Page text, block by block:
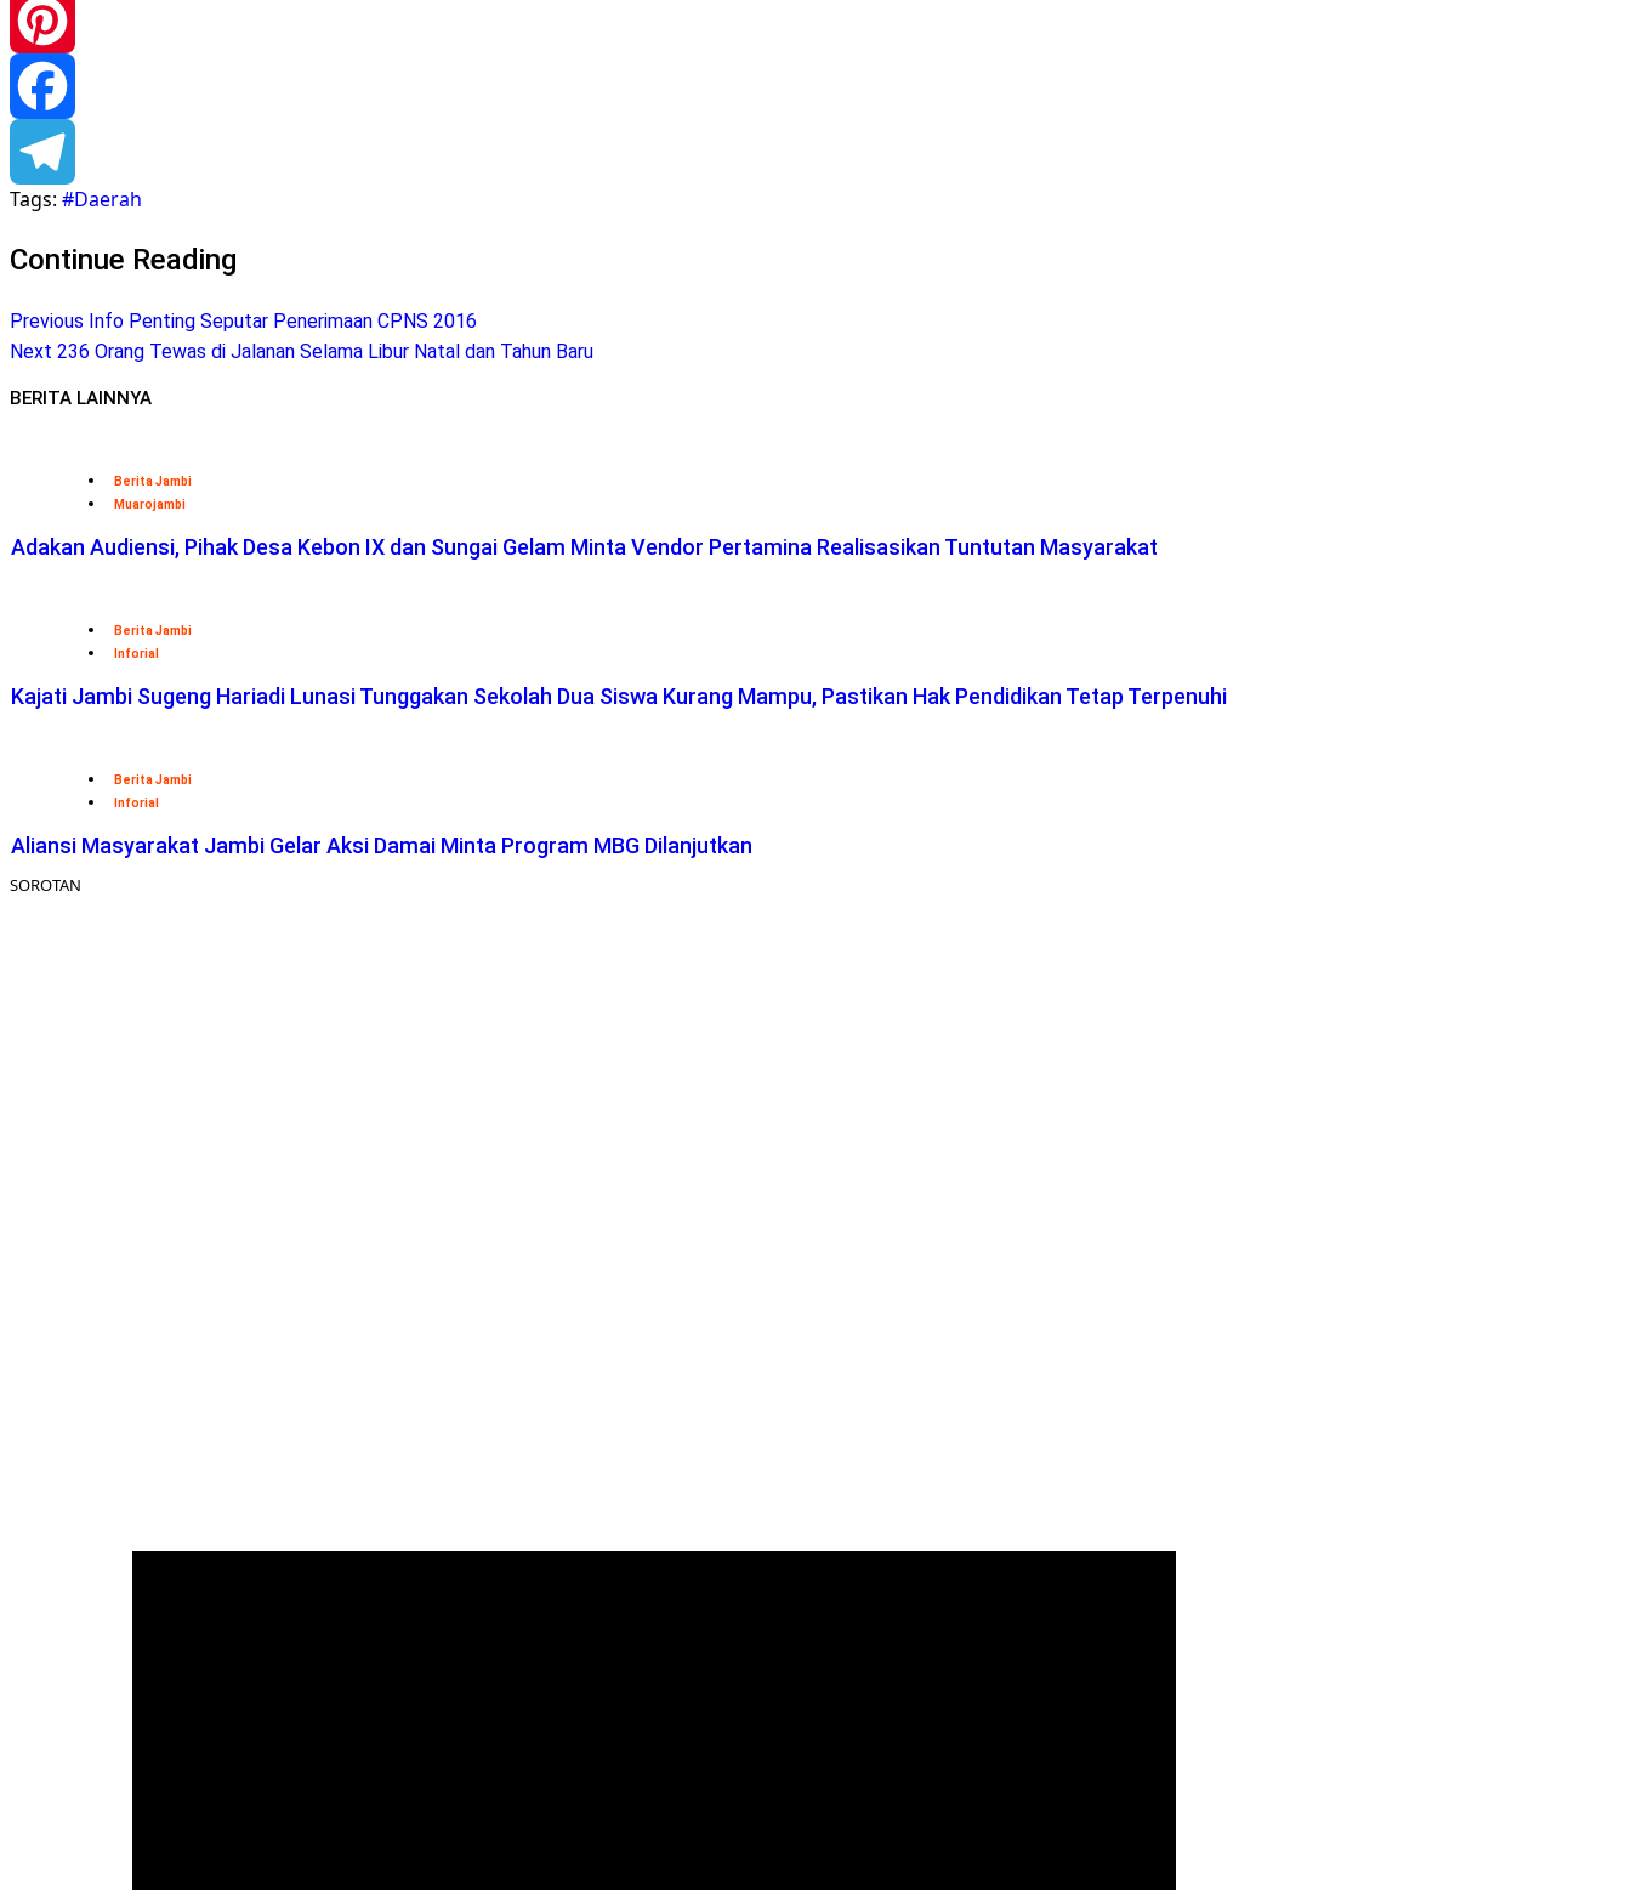
WhatsApp
Pinterest
Facebook
Telegram
Tags: #Daerah
Continue Reading
Previous Info Penting Seputar Penerimaan CPNS 2016
Next 236 Orang Tewas di Jalanan Selama Libur Natal dan Tahun Baru
BERITA LAINNYA
Berita Jambi
Muarojambi
Adakan Audiensi, Pihak Desa Kebon IX dan Sungai Gelam Minta Vendor Pertamina Realisasikan Tuntutan Masyarakat
Berita Jambi
Inforial
Kajati Jambi Sugeng Hariadi Lunasi Tunggakan Sekolah Dua Siswa Kurang Mampu, Pastikan Hak Pendidikan Tetap Terpenuhi
Berita Jambi
Inforial
Aliansi Masyarakat Jambi Gelar Aksi Damai Minta Program MBG Dilanjutkan
SOROTAN